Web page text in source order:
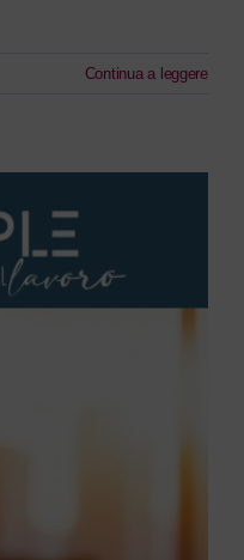
Continua a leggere